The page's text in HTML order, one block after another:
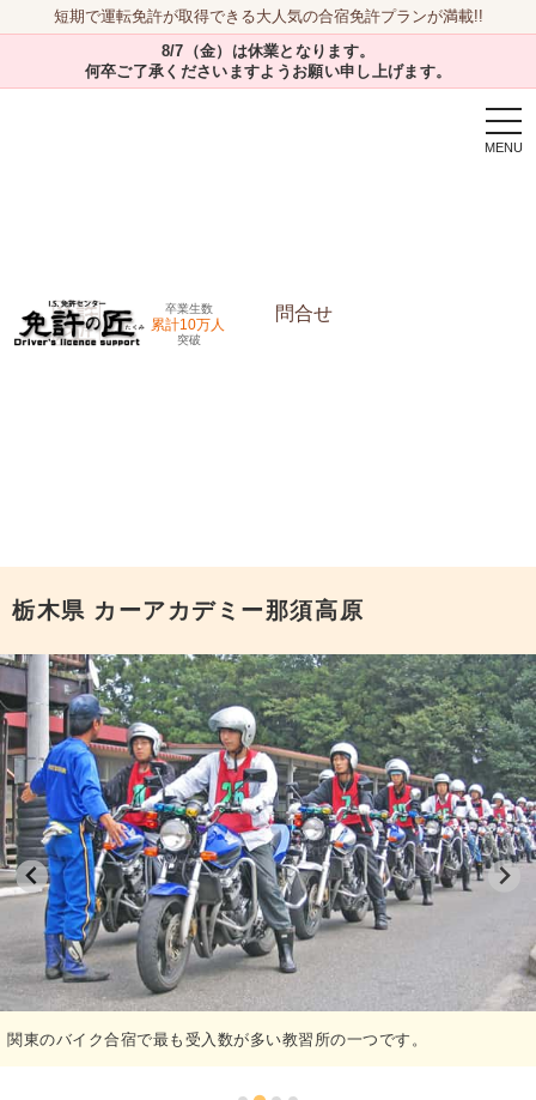
短期で運転免許が取得できる大人気の合宿免許プランが満載!!
8/7（金）は休業となります。
何卒ご了承くださいますようお願い申し上げます。
卒業生数
累計10万人
突破
問合せ
栃木県 カーアカデミー那須高原
関東のバイク合宿で最も受入数が多い教習所の一つです。